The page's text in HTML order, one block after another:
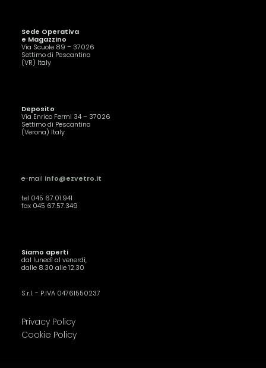
Sede Operativa
e Magazzino
Via Scuole 89 – 37026
Settimo di Pescantina
(VR) Italy
Deposito
Via Enrico Fermi 34 – 37026
Settimo di Pescantina
(Verona) Italy
e-mail info@ezvetro.it
tel 045 67.01.941
fax 045 67.57.349
Siamo aperti
dal lunedì al venerdì,
dalle 8.30 alle 12.30
S.r.l. - P.IVA 04761550237
Privacy Policy
Cookie Policy